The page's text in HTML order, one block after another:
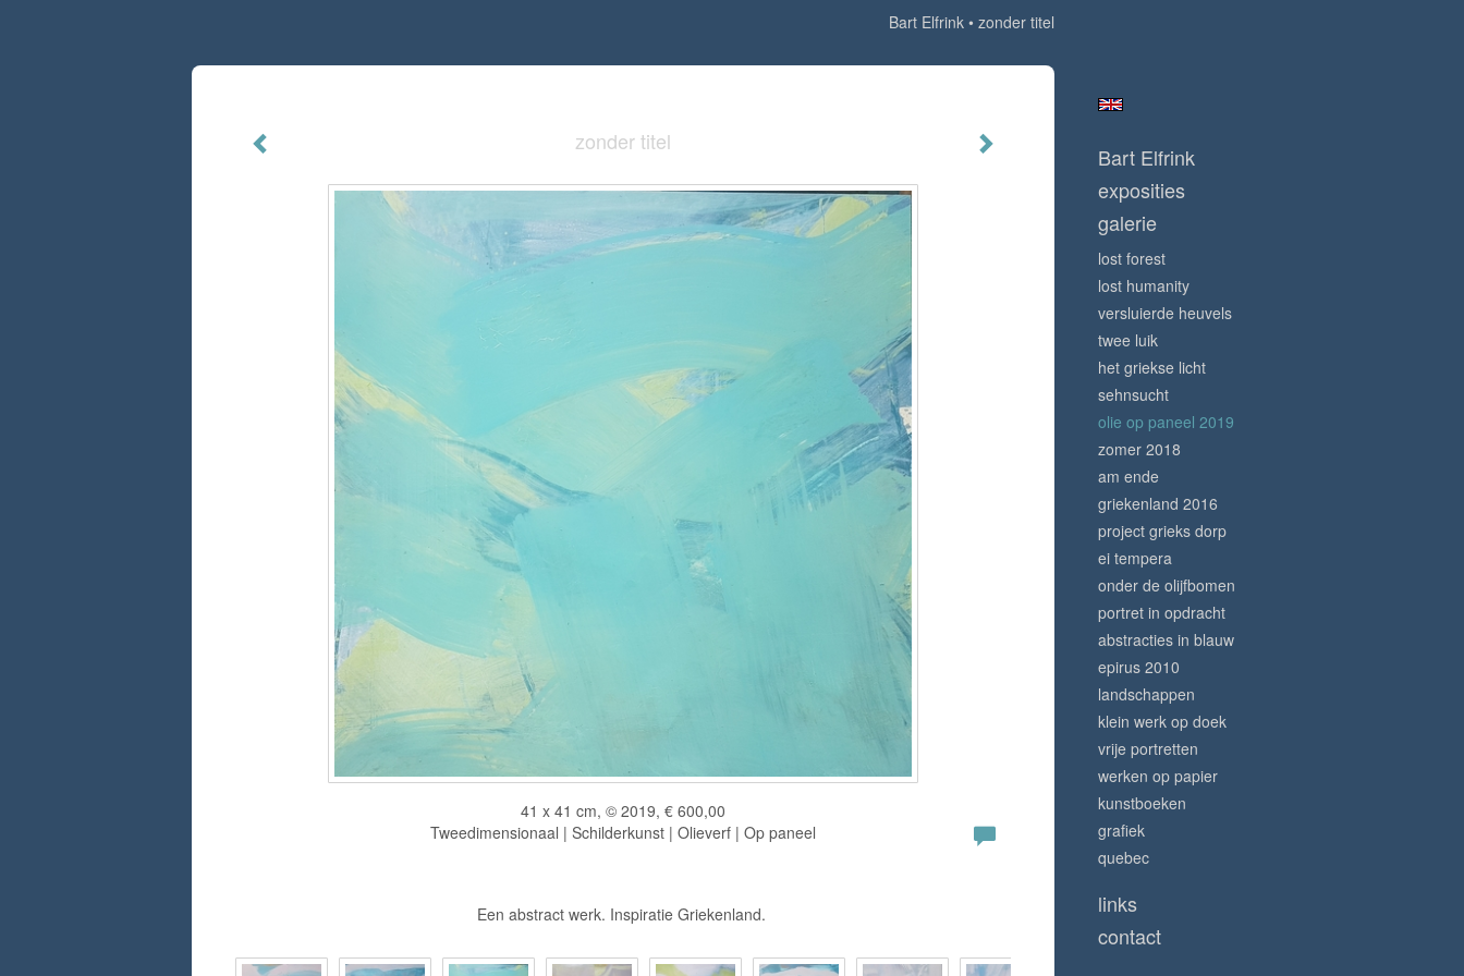
Bart Elfrink zonder titel
zonder titel
41 x 41 cm, © 2019, € 600,00
Tweedimensionaal | Schilderkunst | Olieverf | Op paneel
Een abstract werk. Inspiratie Griekenland.
Bart Elfrink
exposities
galerie
lost forest
lost humanity
versluierde heuvels
twee luik
het griekse licht
sehnsucht
olie op paneel 2019
zomer 2018
am ende
griekenland 2016
project grieks dorp
ei tempera
onder de olijfbomen
portret in opdracht
abstracties in blauw
epirus 2010
landschappen
klein werk op doek
vrije portretten
werken op papier
kunstboeken
grafiek
quebec
links
contact